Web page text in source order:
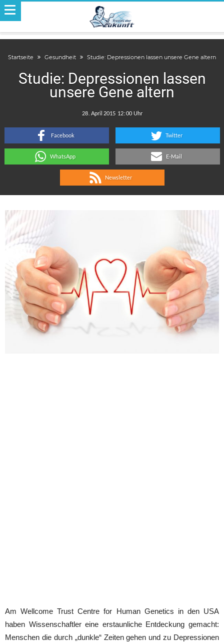
Startseite Gesundheit Studie: Depressionen lassen unsere Gene altern
Studie: Depressionen lassen
unsere Gene altern
:
Facebook Twitter
WhatsApp E-Mail
Newsletter
Am Wellcome Trust Centre for Human Genetics in den USA
haben Wissenschaftler eine erstaunliche Entdeckung gemacht:
Menschen die durch „dunkle“ Zeiten gehen und zu Depressionen